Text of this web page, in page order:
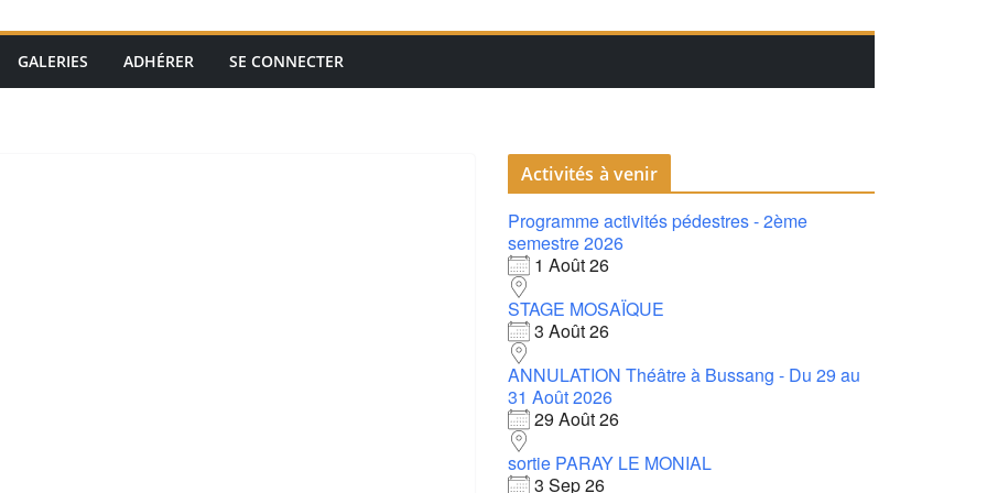
GALERIES ADHÉRER SE CONNECTER
Activités à venir
Programme activités pédestres - 2ème
semestre 2026
1 Août 26
STAGE MOSAÏQUE
3 Août 26
ANNULATION Théâtre à Bussang - Du 29 au
31 Août 2026
29 Août 26
sortie PARAY LE MONIAL
3 Sep 26